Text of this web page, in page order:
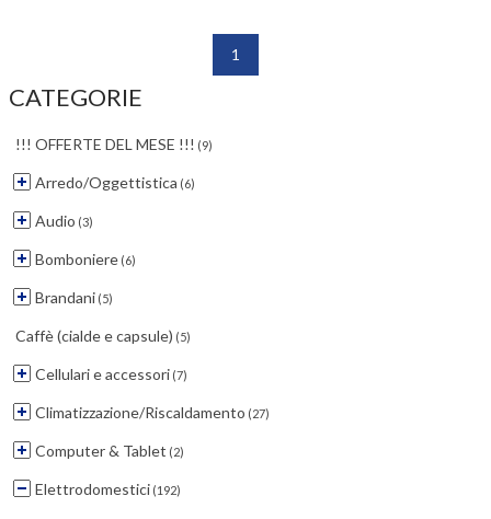
1
CATEGORIE
!!! OFFERTE DEL MESE !!! (9)
Arredo/Oggettistica (6)
Audio (3)
Bomboniere(6)
Brandani(5)
Caffè (cialde e capsule) (5)
Cellulari e accessori(7)
Climatizzazione/Riscaldamento (27)
Computer & Tablet (2)
Elettrodomestici(192)